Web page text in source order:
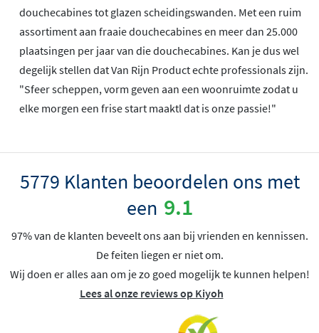
douchecabines tot glazen scheidingswanden. Met een ruim
assortiment aan fraaie douchecabines en meer dan 25.000
plaatsingen per jaar van die douchecabines. Kan je dus wel
degelijk stellen dat Van Rijn Product echte professionals zijn.
"Sfeer scheppen, vorm geven aan een woonruimte zodat u
elke morgen een frise start maaktl dat is onze passie!"
5779 Klanten beoordelen ons met
een 9.1
97% van de klanten beveelt ons aan bij vrienden en kennissen.
De feiten liegen er niet om.
Wij doen er alles aan om je zo goed mogelijk te kunnen helpen!
Lees al onze reviews op Kiyoh